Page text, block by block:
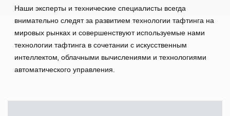
Наши эксперты и технические специалисты всегда
внимательно следят за развитием технологии тафтинга на
мировых рынках и совершенствуют используемые нами
технологии тафтинга в сочетании с искусственным
интеллектом, облачными вычислениями и технологиями
автоматического управления.